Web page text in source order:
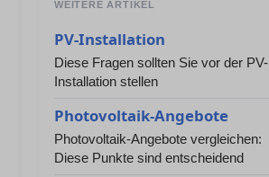
WEITERE ARTIKEL
PV-Installation
Diese Fragen sollten Sie vor der PV-
Installation stellen
Photovoltaik-Angebote
Photovoltaik-Angebote vergleichen:
Diese Punkte sind entscheidend